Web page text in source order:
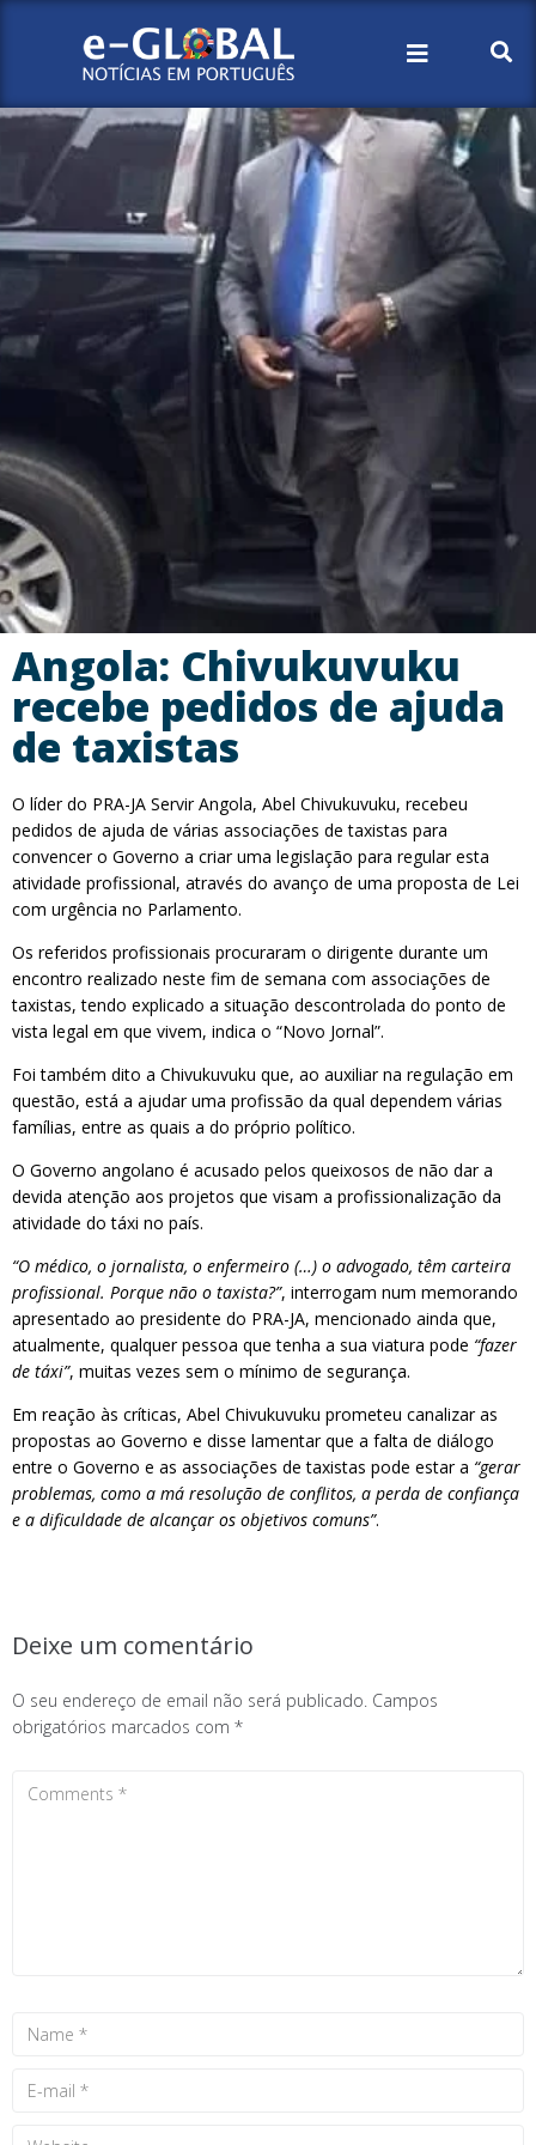
Angola: Chivukuvuku
recebe pedidos de ajuda
de taxistas
O líder do PRA-JA Servir Angola, Abel Chivukuvuku, recebeu
pedidos de ajuda de várias associações de taxistas para
convencer o Governo a criar uma legislação para regular esta
atividade profissional, através do avanço de uma proposta de Lei
com urgência no Parlamento.
Os referidos profissionais procuraram o dirigente durante um
encontro realizado neste fim de semana com associações de
taxistas, tendo explicado a situação descontrolada do ponto de
vista legal em que vivem, indica o “Novo Jornal”.
Foi também dito a Chivukuvuku que, ao auxiliar na regulação em
questão, está a ajudar uma profissão da qual dependem várias
famílias, entre as quais a do próprio político.
O Governo angolano é acusado pelos queixosos de não dar a
devida atenção aos projetos que visam a profissionalização da
atividade do táxi no país.
“O médico, o jornalista, o enfermeiro (…) o advogado, têm carteira
profissional. Porque não o taxista?”, interrogam num memorando
apresentado ao presidente do PRA-JA, mencionado ainda que,
atualmente, qualquer pessoa que tenha a sua viatura pode “fazer
de táxi”, muitas vezes sem o mínimo de segurança.
Em reação às críticas, Abel Chivukuvuku prometeu canalizar as
propostas ao Governo e disse lamentar que a falta de diálogo
entre o Governo e as associações de taxistas pode estar a “gerar
problemas, como a má resolução de conflitos, a perda de confiança
e a dificuldade de alcançar os objetivos comuns”.
Deixe um comentário
O seu endereço de email não será publicado. Campos
obrigatórios marcados com *